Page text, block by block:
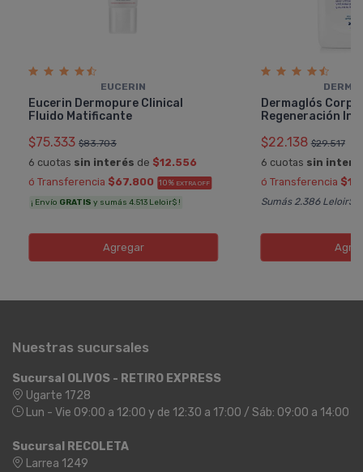
EUCERIN
Eucerin Dermopure Clinical
Fluido Matificante
$75.333 $83.703
6 cuotas sin interés de $12.556
ó Transferencia $67.800 10% EXTRA OFF
¡ Envío GRATIS y sumás 4.513 Leloir$ !
Agregar
Dermaglós
Regeneración
$22.138 $29.517
6 cuotas sin
ó Transferencia
Sumás 2.386 Leloir$
Nuestras sucursales
Sucursal OLIVOS - RETIRO EXPRESS
Ugarte 1728
Lun - Vie 09:00 a 12:00 y de 12:30 a 17:00 / Sáb: 09:00 a 14:00
Sucursal RECOLETA
Larrea 1249